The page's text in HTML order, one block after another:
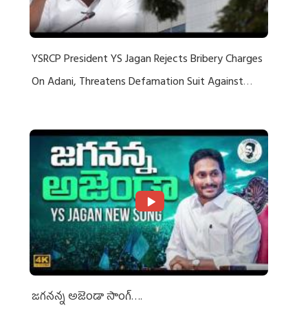
YSRCP President YS Jagan Rejects Bribery Charges
On Adani, Threatens Defamation Suit Against
జగనన్న అజెండా సాంగ్….